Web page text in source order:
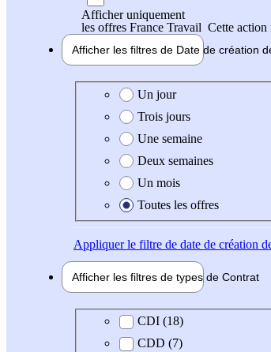
Afficher uniquement
les offres France Travail Cette action
Afficher les filtres de Date de création
Date de création de l'offre
Un jour
Trois jours
Une semaine
Deux semaines
Un mois
Toutes les offres
Appliquerle filtre de date de création
Afficher les filtres de types de Contrat
Type de contratCDI (18)
CDD (7)